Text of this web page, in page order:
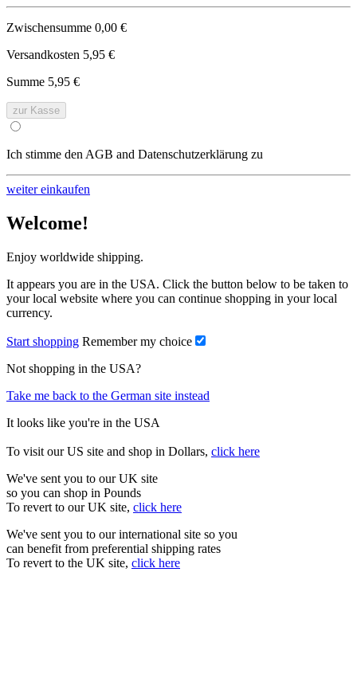
Zwischensumme 0,00 €
Versandkosten 5,95 €
Summe 5,95 €
zur Kasse
Ich stimme den AGB and Datenschutzerklärung zu
weiter einkaufen
Welcome!
Enjoy worldwide shipping.
It appears you are in the USA. Click the button below to be taken to
your local website where you can continue shopping in your local
currency.
Start shopping Remember my choice
Not shopping in the USA?
Take me back to the German site instead
It looks like you're in the USA
To visit our US site and shop in Dollars, click here
We've sent you to our UK site
so you can shop in Pounds
To revert to our UK site, click here
We've sent you to our international site so you
can benefit from preferential shipping rates
To revert to the UK site, click here